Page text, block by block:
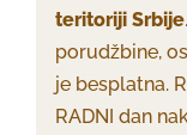
teritoriji Srbije
porudžbine,
je besplatna.
RADNI dan